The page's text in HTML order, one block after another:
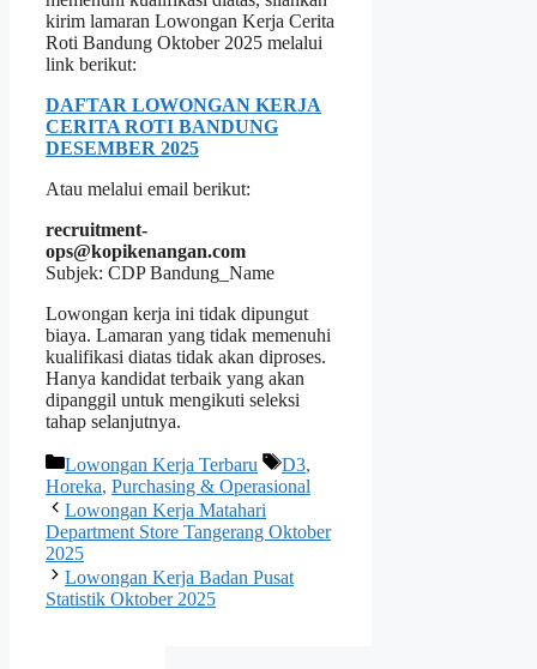
kirim lamaran Lowongan Kerja Cerita
Roti Bandung Oktober 2025 melalui
link berikut:
DAFTAR LOWONGAN KERJA
CERITA ROTI BANDUNG
DESEMBER 2025
Atau melalui email berikut:
recruitment-
ops@kopikenangan.com
Subjek: CDP Bandung_Name
Lowongan kerja ini tidak dipungut
biaya. Lamaran yang tidak memenuhi
kualifikasi diatas tidak akan diproses.
Hanya kandidat terbaik yang akan
dipanggil untuk mengikuti seleksi
tahap selanjutnya.
Kategori
Lowongan Kerja Terbaru Tag
D3,
Horeka, Purchasing & Operasional
Lowongan Kerja Matahari
Department Store Tangerang Oktober
2025
Lowongan Kerja Badan Pusat
Statistik Oktober 2025